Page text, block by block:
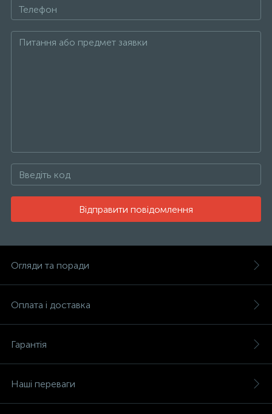
Відправити повідомлення
Огляди та поради
Оплата і доставка
Гарантія
Наші переваги